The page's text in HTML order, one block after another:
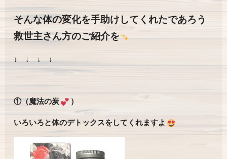
そんな体の変化を手助けしてくれたであろう
救世主さん方のご紹介を
↓ ↓ ↓ ↓
①（魔法の炭 ）
いろいろと体のデトックスをしてくれますよ